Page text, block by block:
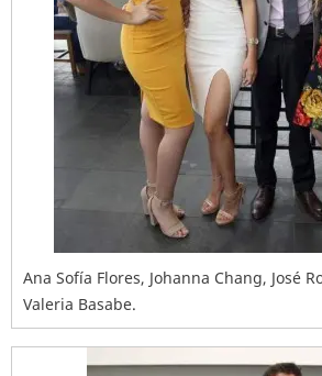
Ana Sofía Flores, Johanna Chang, José
Valeria Basabe.